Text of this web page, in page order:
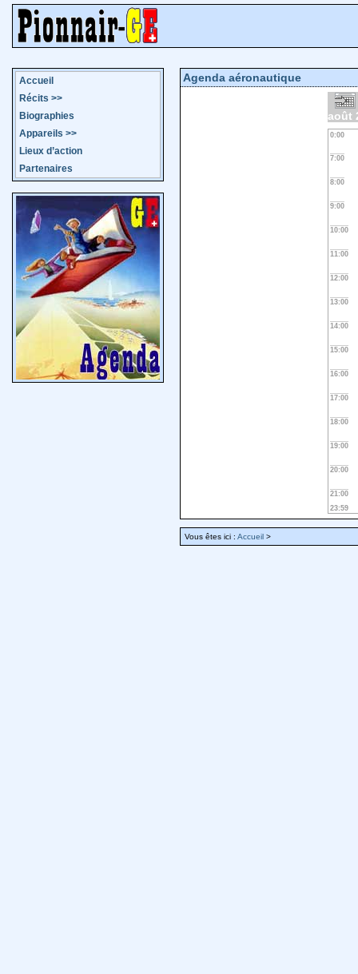
Accueil
Récits >>
Biographies
Appareils >>
Lieux d’action
Partenaires
Agenda aéronautique
août
0:00
7:00
8:00
9:00
10:00
11:00
12:00
13:00
14:00
15:00
16:00
17:00
18:00
19:00
20:00
21:00
23:59
Vous êtes ici : Accueil >